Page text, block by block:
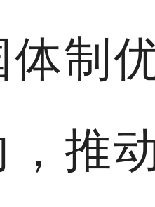
体制
推